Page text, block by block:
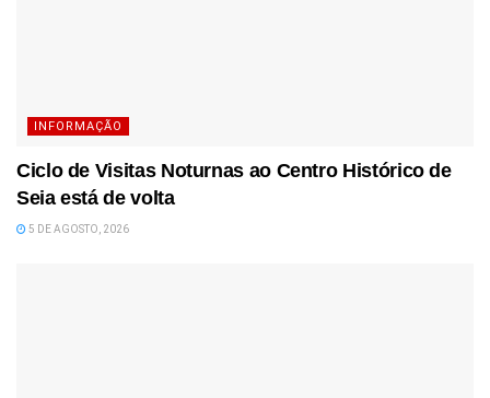
INFORMAÇÃO
Ciclo de Visitas Noturnas ao Centro Histórico de
Seia está de volta
5 DE AGOSTO, 2026